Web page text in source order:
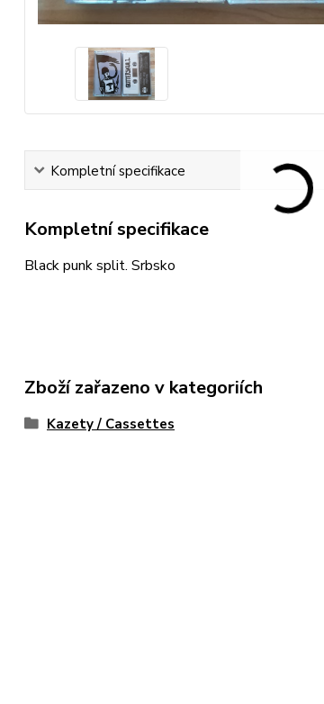
Kompletní specifikace
Kompletní specifikace
Black punk split. Srbsko
Zboží zařazeno v kategoriích
Kazety / Cassettes